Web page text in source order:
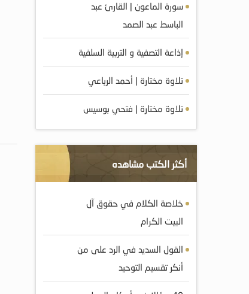
سورة الماعون | القارئ عبد
الباسط عبد الصمد
إذاعة التصفية و التربية السلفية
تلاوة مختارة | أحمد الرباعي
تلاوة مختارة | فتحي بوسيس
أكثر الكتب مشاهده
خلاصة الكلام في حقوق آل
البيت الكرام
القول السديد في الرد على من
أنكر تقسيم التوحيد